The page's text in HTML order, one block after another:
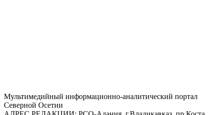
Mультимедийный информационно-аналитический портал
Северной Осетии